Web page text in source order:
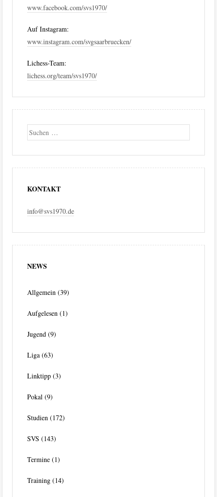
www.facebook.com/svs1970/
Auf Instagram:
www.instagram.com/svgsaarbruecken/
Lichess-Team:
lichess.org/team/svs1970/
Suche
KONTAKT
info@svs1970.de
NEWS
Allgemein (39)
Aufgelesen (1)
Jugend (9)
Liga (63)
Linktipp (3)
Pokal (9)
Studien (172)
SVS (143)
Termine (1)
Training (14)